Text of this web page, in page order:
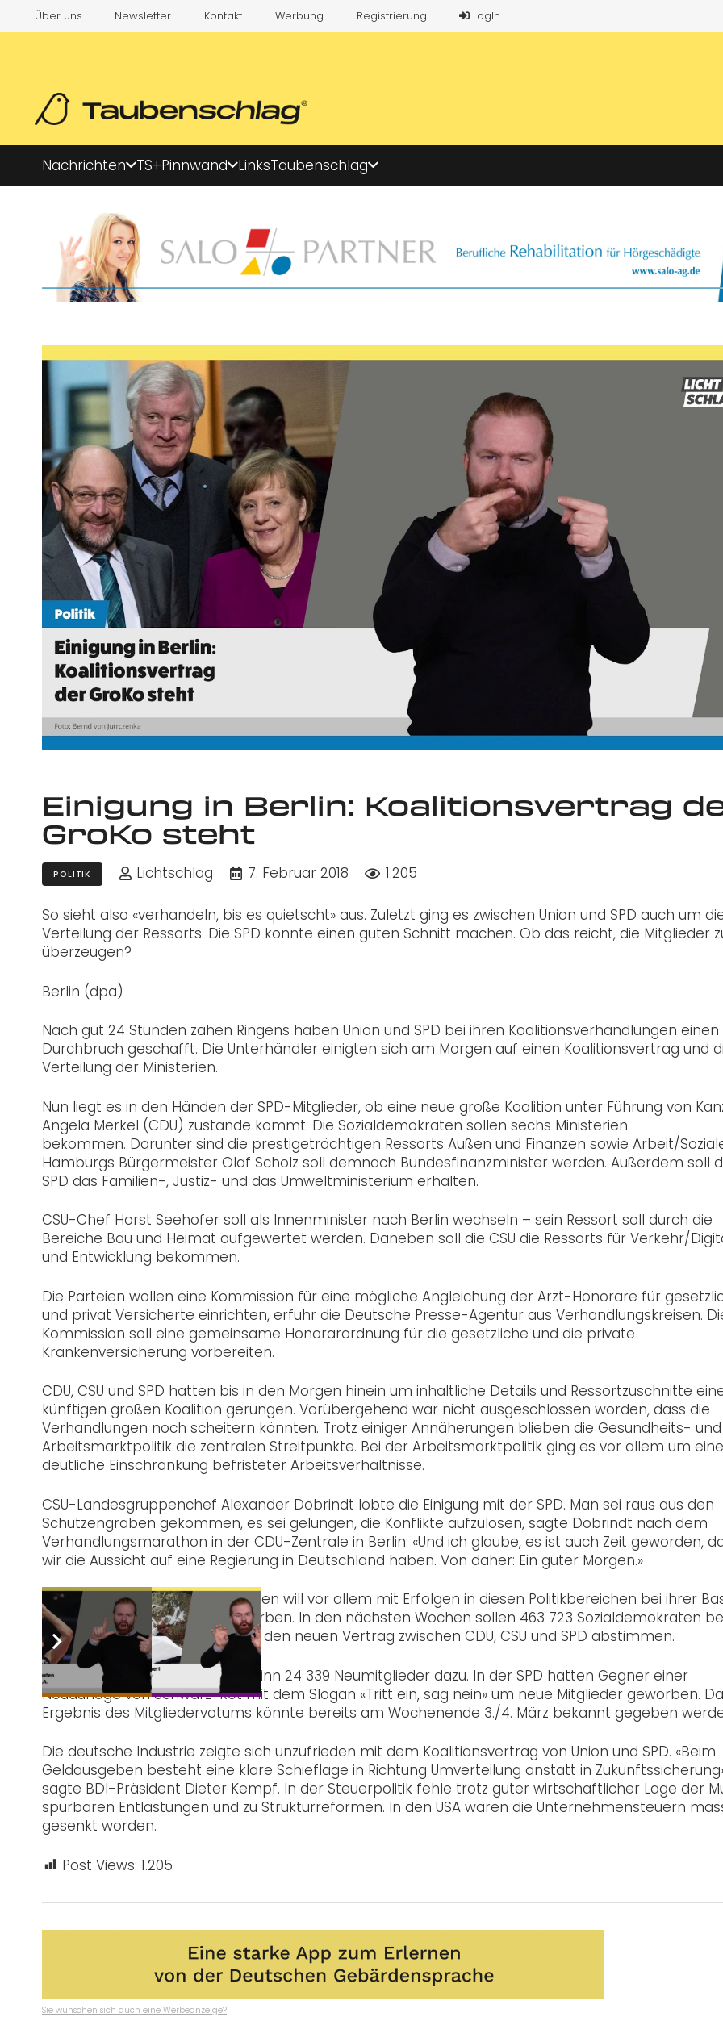
Über uns Newsletter Kontakt Werbung Registrierung LogIn
Nachrichten TS+Pinnwand LinksTaubenschlag
Einigung in Berlin: Koalitionsvertrag
GroKo steht
POLITIK Lichtschlag 7. Februar 2018 1.205
So sieht also «verhandeln, bis es quietscht» aus. Zuletzt ging es zwischen Union und SPD auch um
Verteilung der Ressorts. Die SPD konnte einen guten Schnitt machen. Ob das reicht, die Mitglieder
überzeugen?
Berlin (dpa)
Nach gut 24 Stunden zähen Ringens haben Union und SPD bei ihren Koalitionsverhandlungen einen
Durchbruch geschafft. Die Unterhändler einigten sich am Morgen auf einen Koalitionsvertrag und
Verteilung der Ministerien.
Nun liegt es in den Händen der SPD-Mitglieder, ob eine neue große Koalition unter Führung von
Angela Merkel (CDU) zustande kommt. Die Sozialdemokraten sollen sechs Ministerien
bekommen. Darunter sind die prestigeträchtigen Ressorts Außen und Finanzen sowie Arbeit/
Hamburgs Bürgermeister Olaf Scholz soll demnach Bundesfinanzminister werden. Außerdem soll
SPD das Familien-, Justiz- und das Umweltministerium erhalten.
CSU-Chef Horst Seehofer soll als Innenminister nach Berlin wechseln – sein Ressort soll durch die
Bereiche Bau und Heimat aufgewertet werden. Daneben soll die CSU die Ressorts für Verkehr/
und Entwicklung bekommen.
Die Parteien wollen eine Kommission für eine mögliche Angleichung der Arzt-Honorare für
und privat Versicherte einrichten, erfuhr die Deutsche Presse-Agentur aus Verhandlungskreisen.
Kommission soll eine gemeinsame Honorarordnung für die gesetzliche und die private
Krankenversicherung vorbereiten.
CDU, CSU und SPD hatten bis in den Morgen hinein um inhaltliche Details und Ressortzuschnitte
künftigen großen Koalition gerungen. Vorübergehend war nicht ausgeschlossen worden, dass die
Verhandlungen noch scheitern könnten. Trotz einiger Annäherungen blieben die Gesundheits-
Arbeitsmarktpolitik die zentralen Streitpunkte. Bei der Arbeitsmarktpolitik ging es vor allem um eine
deutliche Einschränkung befristeter Arbeitsverhältnisse.
CSU-Landesgruppenchef Alexander Dobrindt lobte die Einigung mit der SPD. Man sei raus aus den
Schützengräben gekommen, es sei gelungen, die Konflikte aufzulösen, sagte Dobrindt nach dem
Verhandlungsmarathon in der CDU-Zentrale in Berlin. «Und ich glaube, es ist auch Zeit geworden,
wir die Aussicht auf eine Regierung in Deutschland haben. Von daher: Ein guter Morgen.»
Die Führung der Sozialdemokraten will vor allem mit Erfolgen in diesen Politikbereichen bei ihrer
ein Ja zum Koalitionsvertrag werben. In den nächsten Wochen sollen 463 723 Sozialdemokraten
einem Mitgliederentscheid über den neuen Vertrag zwischen CDU, CSU und SPD abstimmen.
Die SPD gewann seit Jahresbeginn 24 339 Neumitglieder dazu. In der SPD hatten Gegner einer
Neuauflage von Schwarz-Rot mit dem Slogan «Tritt ein, sag nein» um neue Mitglieder geworben.
Ergebnis des Mitgliedervotums könnte bereits am Wochenende 3./4. März bekannt gegeben
Die deutsche Industrie zeigte sich unzufrieden mit dem Koalitionsvertrag von Union und SPD. «Beim
Geldausgeben besteht eine klare Schieflage in Richtung Umverteilung anstatt in
sagte BDI-Präsident Dieter Kempf. In der Steuerpolitik fehle trotz guter wirtschaftlicher Lage der
spürbaren Entlastungen und zu Strukturreformen. In den USA waren die Unternehmensteuern
gesenkt worden.
Post Views: 1.205
Sie wünschen sich auch eine Werbeanzeige?